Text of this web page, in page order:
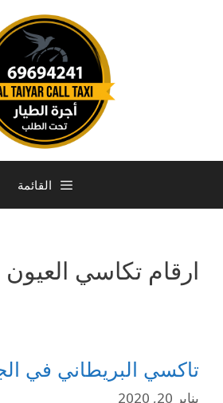
القائمة
ارقام تكاسي العيون
تاكسي البريطاني في
يناير 20, 2020